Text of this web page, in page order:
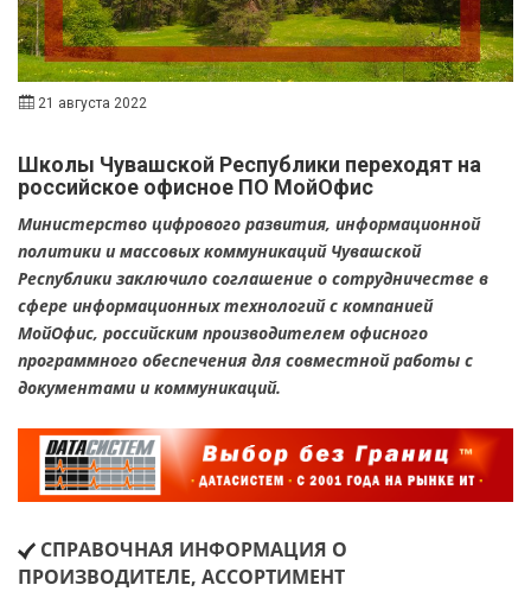
21 августа 2022
Школы Чувашской Республики переходят на
российское офисное ПО МойОфис
Министерство цифрового развития, информационной
политики и массовых коммуникаций Чувашской
Республики заключило соглашение о сотрудничестве в
сфере информационных технологий с компанией
МойОфис, российским производителем офисного
программного обеспечения для совместной работы с
документами и коммуникаций.
СПРАВОЧНАЯ ИНФОРМАЦИЯ О
ПРОИЗВОДИТЕЛЕ, АССОРТИМЕНТ